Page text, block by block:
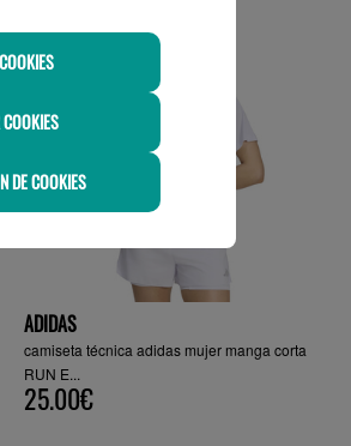
ADIDAS
camiseta técnica adidas mujer manga corta
RUN E...
25.00€
DE COOKIES